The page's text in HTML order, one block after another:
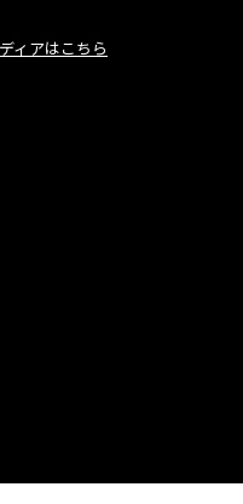
ィアはこちら